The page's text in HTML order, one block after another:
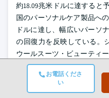
お電話くださ
い
約18.09兆米ドルに達すると
国のパーソナルケア製品へ
ドルに達し、幅広いパーソ
の回復力を反映している。
ウールスーツ・ビューティ
ロームやターゲットの拡大
心とした米国のプレミアム
が、あらゆる価格帯におけ